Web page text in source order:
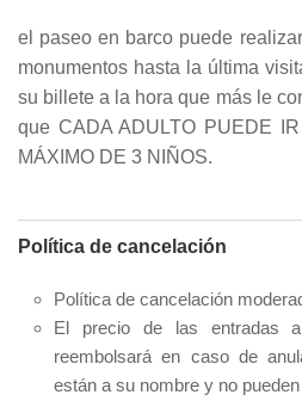
el paseo en barco puede
monumentos hasta la última
su billete a la hora que más le
que CADA ADULTO PUEDE
MÁXIMO DE 3 NIÑOS.
Política de cancelación
Política de cancelación
El precio de las entradas
reembolsará en caso de
están a su nombre y no